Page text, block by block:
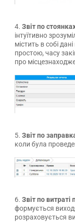
4. Звіт по
інтуїтивно
містить в собі
простою, часу
про
5. Звіт по
коли була
6. Звіт по витраті
формується
розраховується